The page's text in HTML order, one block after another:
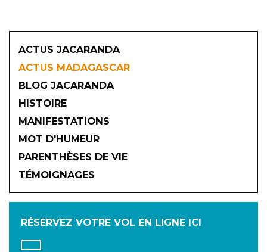
ACTUS JACARANDA
ACTUS MADAGASCAR
BLOG JACARANDA
HISTOIRE
MANIFESTATIONS
MOT D'HUMEUR
PARENTHÈSES DE VIE
TÉMOIGNAGES
RÉSERVEZ VOTRE VOL EN LIGNE ICI
JANVIER
AVRIL MAI JUIN
JUILLET AOÛT SEPTEMBRE
OCTOBRE